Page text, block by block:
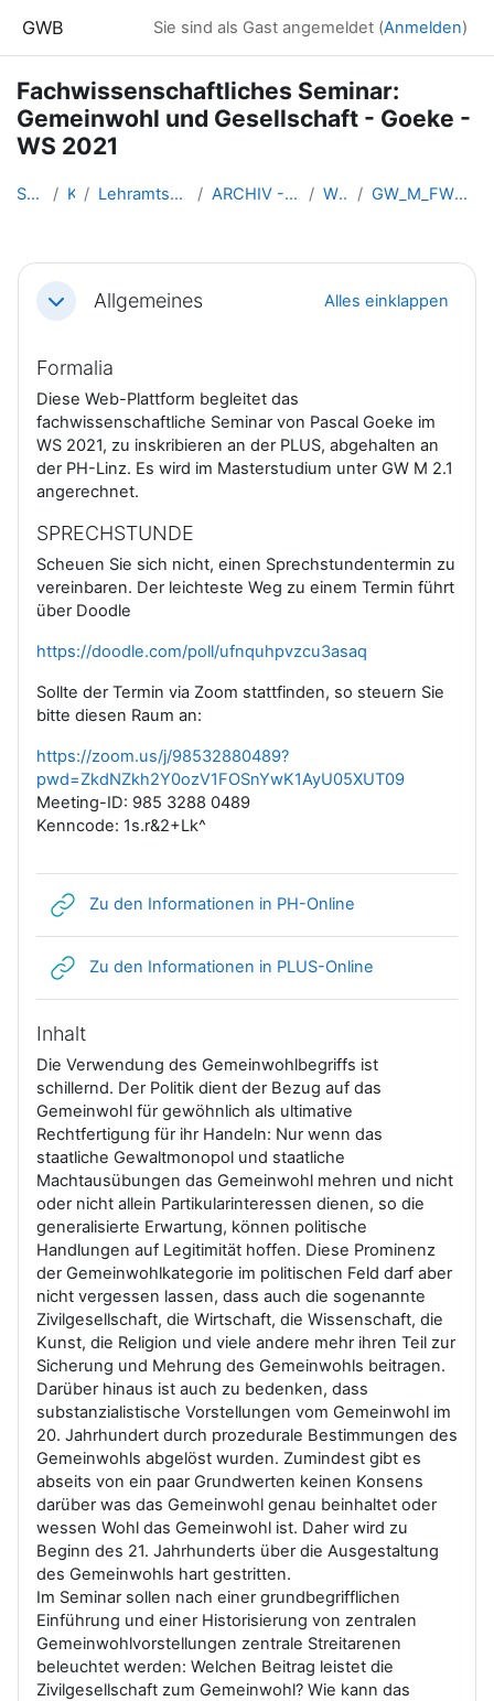
GWB Sie sind als Gast angemeldet (Anmelden)
Fachwissenschaftliches Seminar:
Gemeinwohl und Gesellschaft - Goeke -
WS 2021
Startseite Kurse Lehramtsausbildung GW im Clust... ARCHIV - Lehrveranstaltungen a... WS 2021/22 GW_M_FWSeminar_Gemeinwohl_Goek...
Abschnittsübersicht
EinklappenAllgemeines Alles einklappen
Formalia
Diese Web-Plattform begleitet das
fachwissenschaftliche Seminar von Pascal Goeke im
WS 2021, zu inskribieren an der PLUS, abgehalten an
der PH-Linz. Es wird im Masterstudium unter GW M 2.1
angerechnet.
SPRECHSTUNDE
Scheuen Sie sich nicht, einen Sprechstundentermin zu
vereinbaren. Der leichteste Weg zu einem Termin führt
über Doodle
https://doodle.com/poll/ufnquhpvzcu3asaq
Sollte der Termin via Zoom stattfinden, so steuern Sie
bitte diesen Raum an:
https://zoom.us/j/98532880489?
pwd=ZkdNZkh2Y0ozV1FOSnYwK1AyU05XUT09
Meeting-ID: 985 3288 0489
Kenncode: 1s.r&2+Lk^
Zu den Informationen in PH-Online
Zu den Informationen in PLUS-Online
Inhalt
Die Verwendung des Gemeinwohlbegriffs ist
schillernd. Der Politik dient der Bezug auf das
Gemeinwohl für gewöhnlich als ultimative
Rechtfertigung für ihr Handeln: Nur wenn das
staatliche Gewaltmonopol und staatliche
Machtausübungen das Gemeinwohl mehren und nicht
oder nicht allein Partikularinteressen dienen, so die
generalisierte Erwartung, können politische
Handlungen auf Legitimität hoffen. Diese Prominenz
der Gemeinwohlkategorie im politischen Feld darf aber
nicht vergessen lassen, dass auch die sogenannte
Zivilgesellschaft, die Wirtschaft, die Wissenschaft, die
Kunst, die Religion und viele andere mehr ihren Teil zur
Sicherung und Mehrung des Gemeinwohls beitragen.
Darüber hinaus ist auch zu bedenken, dass
substanzialistische Vorstellungen vom Gemeinwohl im
20. Jahrhundert durch prozedurale Bestimmungen des
Gemeinwohls abgelöst wurden. Zumindest gibt es
abseits von ein paar Grundwerten keinen Konsens
darüber was das Gemeinwohl genau beinhaltet oder
wessen Wohl das Gemeinwohl ist. Daher wird zu
Beginn des 21. Jahrhunderts über die Ausgestaltung
des Gemeinwohls hart gestritten.
Im Seminar sollen nach einer grundbegrifflichen
Einführung und einer Historisierung von zentralen
Gemeinwohlvorstellungen zentrale Streitarenen
beleuchtet werden: Welchen Beitrag leistet die
Zivilgesellschaft zum Gemeinwohl? Wie kann das